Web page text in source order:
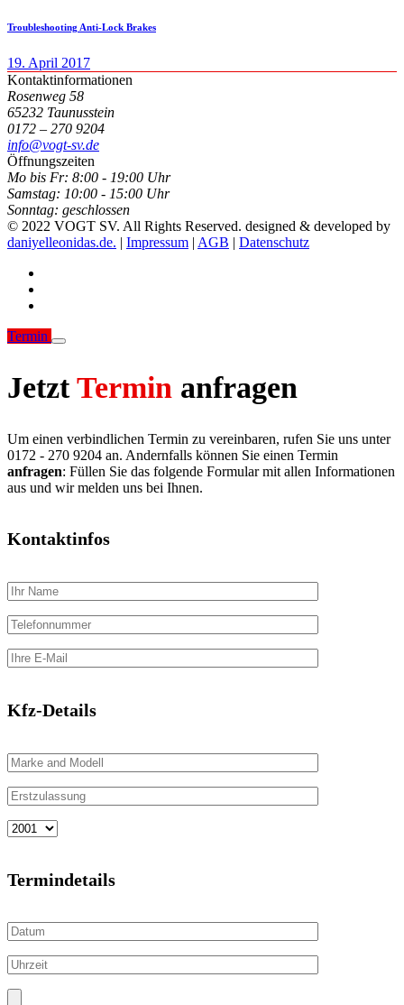
Troubleshooting Anti-Lock Brakes
19. April 2017
Kontaktinformationen
Rosenweg 58
65232 Taunusstein
0172 – 270 9204
info@vogt-sv.de
Öffnungszeiten
Mo bis Fr: 8:00 - 19:00 Uhr
Samstag: 10:00 - 15:00 Uhr
Sonntag: geschlossen
© 2022 VOGT SV. All Rights Reserved. designed & developed by
daniyelleonidas.de. | Impressum | AGB | Datenschutz
Termin
JetztTermin anfragen
Um einen verbindlichen Termin zu vereinbaren, rufen Sie uns unter
0172 - 270 9204 an. Andernfalls können Sie einen Termin
anfragen: Füllen Sie das folgende Formular mit allen Informationen
aus und wir melden uns bei Ihnen.
Kontaktinfos
Kfz-Details
Termindetails